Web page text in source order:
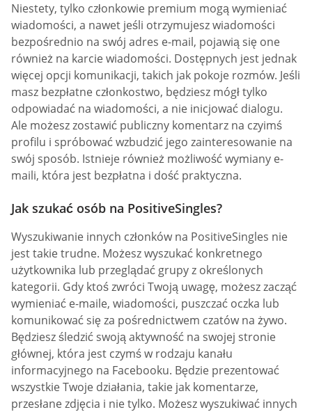
Niestety, tylko członkowie premium mogą wymieniać
wiadomości, a nawet jeśli otrzymujesz wiadomości
bezpośrednio na swój adres e-mail, pojawią się one
również na karcie wiadomości. Dostępnych jest jednak
więcej opcji komunikacji, takich jak pokoje rozmów. Jeśli
masz bezpłatne członkostwo, będziesz mógł tylko
odpowiadać na wiadomości, a nie inicjować dialogu.
Ale możesz zostawić publiczny komentarz na czyimś
profilu i spróbować wzbudzić jego zainteresowanie na
swój sposób. Istnieje również możliwość wymiany e-
maili, która jest bezpłatna i dość praktyczna.
Jak szukać osób na PositiveSingles?
Wyszukiwanie innych członków na PositiveSingles nie
jest takie trudne. Możesz wyszukać konkretnego
użytkownika lub przeglądać grupy z określonych
kategorii. Gdy ktoś zwróci Twoją uwagę, możesz zacząć
wymieniać e-maile, wiadomości, puszczać oczka lub
komunikować się za pośrednictwem czatów na żywo.
Będziesz śledzić swoją aktywność na swojej stronie
głównej, która jest czymś w rodzaju kanału
informacyjnego na Facebooku. Będzie prezentować
wszystkie Twoje działania, takie jak komentarze,
przesłane zdjęcia i nie tylko. Możesz wyszukiwać innych